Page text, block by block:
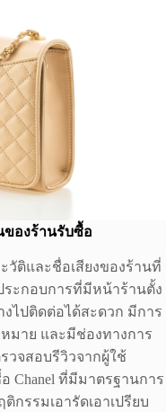
ของร้านรับซื้อ
ติและชื่อเสียงของร้านที่
ระกอบการที่มีหน้าร้านตั้ง
ไปติดต่อได้สะดวก มีการ
มาย และมีช่องทางการ
วจสอบรีวิวจากผู้ใช้
Chanel ที่มีมาตรฐานการ
รรมเอารัดเอาเปรียบ